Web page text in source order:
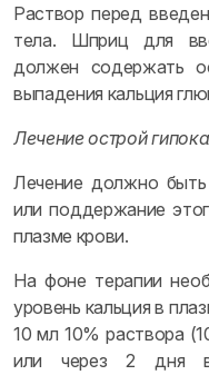
Раствор перед
тела. Шприц для
должен содержать
выпадения кальция
Лечение острой
Лечение должно быть
или поддержание
плазме крови.
На фоне терапии
уровень кальция в
10 мл 10% раствора
или через 2 дня в